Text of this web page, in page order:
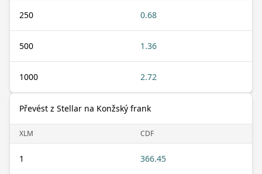
250 0.68
500 1.36
1000 2.72
Převést z Stellar na Konžský frank
XLM CDF
1 366.45